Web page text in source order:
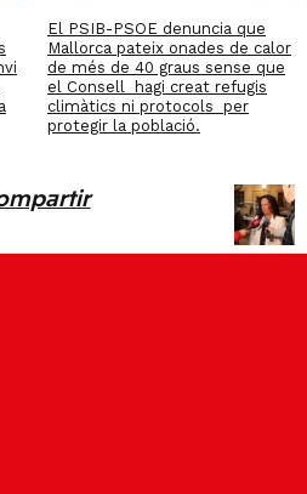
El PSIB-PSOE denuncia que
Mallorca pateix onades de calor
de més de 40 graus sense que
el Consell hagi creat refugis
climàtics ni protocols per
protegir la població.